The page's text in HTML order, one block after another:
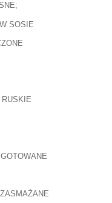
SOSIE